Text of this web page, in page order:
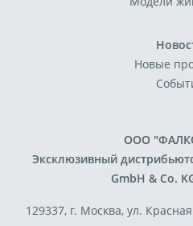
Новые
ООО
Эксклюзивный
GmbH & Co.
129337, г. Москва, ул.